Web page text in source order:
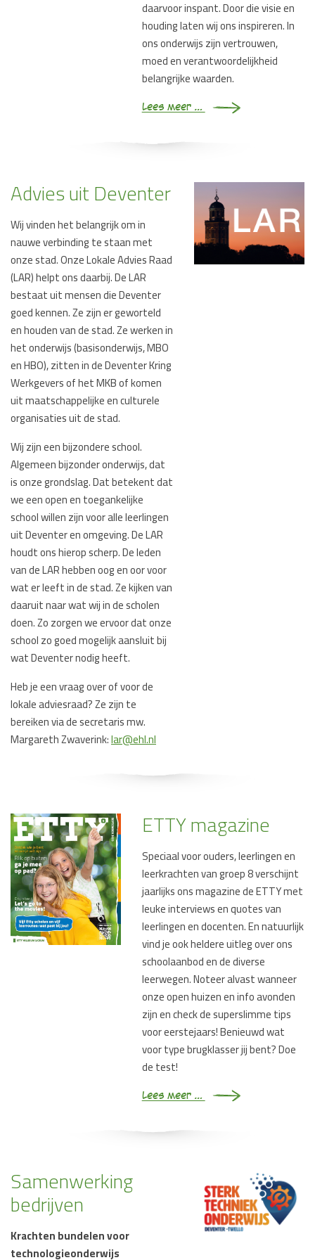
daarvoor inspant. Door die visie en
houding laten wij ons inspireren. In
ons onderwijs zijn vertrouwen,
moed en verantwoordelijkheid
belangrijke waarden.
Lees meer …
Advies uit Deventer
Wij vinden het belangrijk om in
nauwe verbinding te staan met
onze stad. Onze Lokale Advies Raad
(LAR) helpt ons daarbij. De LAR
bestaat uit mensen die Deventer
goed kennen. Ze zijn er geworteld
en houden van de stad. Ze werken in
het onderwijs (basisonderwijs, MBO
en HBO), zitten in de Deventer Kring
Werkgevers of het MKB of komen
uit maatschappelijke en culturele
organisaties uit de stad.
Wij zijn een bijzondere school.
Algemeen bijzonder onderwijs, dat
is onze grondslag. Dat betekent dat
we een open en toegankelijke
school willen zijn voor alle leerlingen
uit Deventer en omgeving. De LAR
houdt ons hierop scherp. De leden
van de LAR hebben oog en oor voor
wat er leeft in de stad. Ze kijken van
daaruit naar wat wij in de scholen
doen. Zo zorgen we ervoor dat onze
school zo goed mogelijk aansluit bij
wat Deventer nodig heeft.
Heb je een vraag over of voor de
lokale adviesraad? Ze zijn te
bereiken via de secretaris mw.
Margareth Zwaverink:lar@ehl.nl
ETTY magazine
Speciaal voor ouders, leerlingen en
leerkrachten van groep 8 verschijnt
jaarlijks ons magazine de ETTY met
leuke interviews en quotes van
leerlingen en docenten. En natuurlijk
vind je ook heldere uitleg over ons
schoolaanbod en de diverse
leerwegen. Noteer alvast wanneer
onze open huizen en info avonden
zijn en check de superslimme tips
voor eerstejaars! Benieuwd wat
voor type brugklasser jij bent? Doe
de test!
Lees meer …
Samenwerking
bedrijven
Krachten bundelen voor
technologieonderwijs